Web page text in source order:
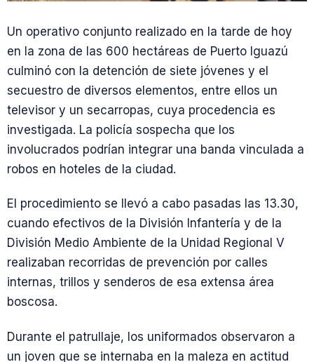
Un operativo conjunto realizado en la tarde de hoy
en la zona de las 600 hectáreas de Puerto Iguazú
culminó con la detención de siete jóvenes y el
secuestro de diversos elementos, entre ellos un
televisor y un secarropas, cuya procedencia es
investigada. La policía sospecha que los
involucrados podrían integrar una banda vinculada a
robos en hoteles de la ciudad.
El procedimiento se llevó a cabo pasadas las 13.30,
cuando efectivos de la División Infantería y de la
División Medio Ambiente de la Unidad Regional V
realizaban recorridas de prevención por calles
internas, trillos y senderos de esa extensa área
boscosa.
Durante el patrullaje, los uniformados observaron a
un joven que se internaba en la maleza en actitud